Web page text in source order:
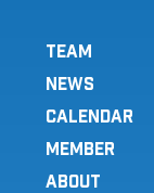
TEAM
NEWS
CALENDAR
MEMBER
ABOUT